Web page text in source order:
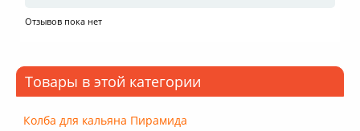
Отзывов пока нет
Товары в этой категории
Колба для кальяна Пирамида